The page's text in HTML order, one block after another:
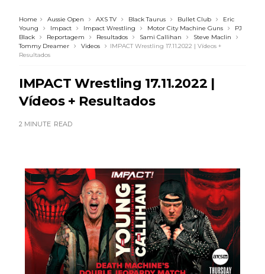
REVIRAVOLTA SURPREENDENTE NO GRAND
SLAM MEXICO: Persephone supera Kris
Hikaru Shida
Unknown-Aug 06 2026
TRIUNFO LENDÁRIO EM CIDADE DO MÉXICO:
RETENÇÃO DRAMÁTICA DO TÍTULO: Kyle
Fletcher supera Speedball Mike Bailey em
combate brutal no Grand Slam Mexico
Unknown -Aug 06 2026
Home Aussie Open AXS TV Black Taurus Bullet Club
Eric
Young
Impact Impact Wrestling Motor City Machine Guns
PJ
Black
Reportagem Resultados Sami Callihan
Steve Maclin
Tommy Dreamer
Videos
IMPACT Wrestling 17.11.2022 | Vídeos +
Resultados
IMPACT Wrestling 17.11.2022 |
Vídeos + Resultados
2 MINUTE READ